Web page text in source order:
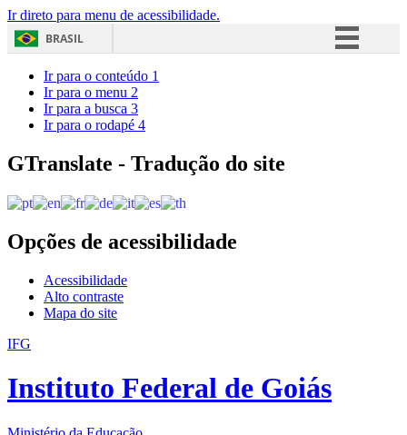
Ir direto para menu de acessibilidade.
BRASIL
Acesso à informação
Ir para o conteúdo 1
Ir para o menu 2
Ir para a busca 3
Ir para o rodapé 4
GTranslate - Tradução do site
Opções de acessibilidade
Acessibilidade
Alto contraste
Mapa do site
IFG
Instituto Federal de Goiás